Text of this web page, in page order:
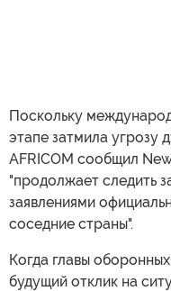
Поскольку
этапе затмила угрозу
AFRICOM сообщил
"продолжает следить
заявлениями
соседние страны".
Когда главы
будущий отклик на